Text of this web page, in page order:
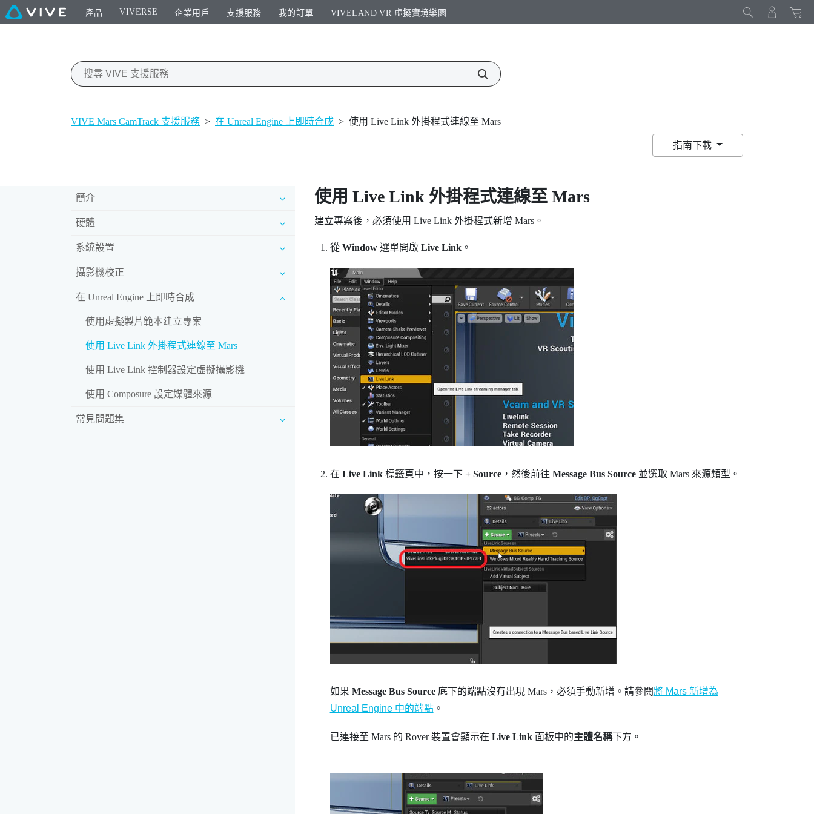
產品 VIVERSE 企業用戶 支援服務 我的訂單 VIVELAND VR 虛擬實境樂園​
VIVE Mars CamTrack 支援服務 > 在 Unreal Engine 上即時合成 > 使用 Live Link 外掛程式連線至 Mars
指南下載
簡介
硬體
系統設置
攝影機校正
在 Unreal Engine 上即時合成
使用虛擬製片範本建立專案
使用 Live Link 外掛程式連線至 Mars
使用 Live Link 控制器設定虛擬攝影機
使用 Composure 設定媒體來源
常見問題集
使用 Live Link 外掛程式連線至 Mars
建立專案後，必須使用 Live Link 外掛程式新增 Mars。
從 Window選單開啟 Live Link。
在 Live Link標籤頁中，按一下 + Source，然後前往 Message Bus Source並選取 Mars來源類型。
如果 Message Bus Source底下的端點沒有出現 Mars，必須手動新增。請參閱將 Mars 新增為
Unreal Engine 中的端點。
已連接至 Mars的 Rover裝置會顯示在 Live Link面板中的主體名稱下方。